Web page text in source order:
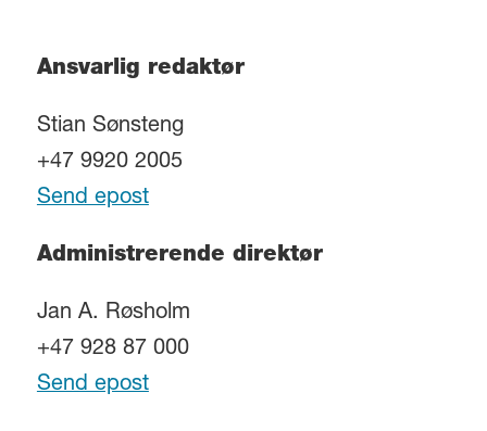
Ansvarlig redaktør
Stian Sønsteng
+47 9920 2005
Send epost
Administrerende direktør
Jan A. Røsholm
+47 928 87 000
Send epost